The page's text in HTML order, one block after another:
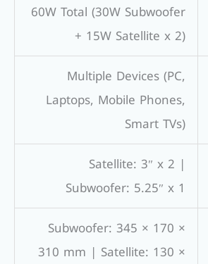
60W Total (30W Subwoofer
+ 15W Satellite x 2)
Multiple Devices (PC,
Laptops, Mobile Phones,
Smart TVs)
Satellite: 3″ x 2 |
Subwoofer: 5.25″ x 1
Subwoofer: 345 × 170 ×
310 mm | Satellite: 130 ×